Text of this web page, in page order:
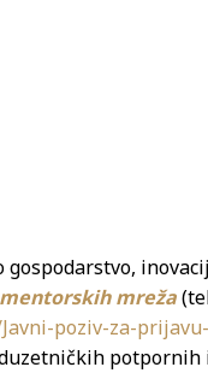
gospodarstvo,
mreža
poziv-za-